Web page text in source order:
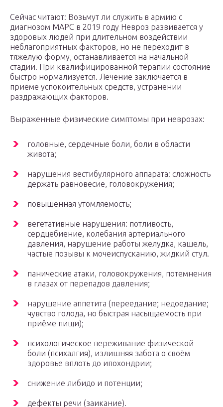
Сейчас читают: Возьмут ли служить в армию с
диагнозом МАРС в 2019 году Невроз развивается у
здоровых людей при длительном воздействии
неблагоприятных факторов, но не переходит в
тяжелую форму, останавливается на начальной
стадии. При квалифицированной терапии состояние
быстро нормализуется. Лечение заключается в
приеме успокоительных средств, устранении
раздражающих факторов.
Выраженные физические симптомы при неврозах:
головные, сердечные боли, боли в области
живота;
нарушения вестибулярного аппарата: сложность
держать равновесие, головокружения;
повышенная утомляемость;
вегетативные нарушения: потливость,
сердцебиение, колебания артериального
давления, нарушение работы желудка, кашель,
частые позывы к мочеиспусканию, жидкий стул.
панические атаки, головокружения, потемнения
в глазах от перепадов давления;
нарушение аппетита (переедание; недоедание;
чувство голода, но быстрая насыщаемость при
приёме пищи);
психологическое переживание физической
боли (психалгия), излишняя забота о своём
здоровье вплоть до ипохондрии;
снижение либидо и потенции;
дефекты речи (заикание).